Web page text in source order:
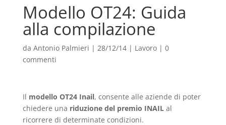
Modello OT24: Guida
alla compilazione
da Antonio Palmieri | 28/12/14| Lavoro| 0
commenti
Il modello OT24 Inail, consente alle aziende di poter
chiedere una riduzione del premio INAILal
ricorrere di determinate condizioni.